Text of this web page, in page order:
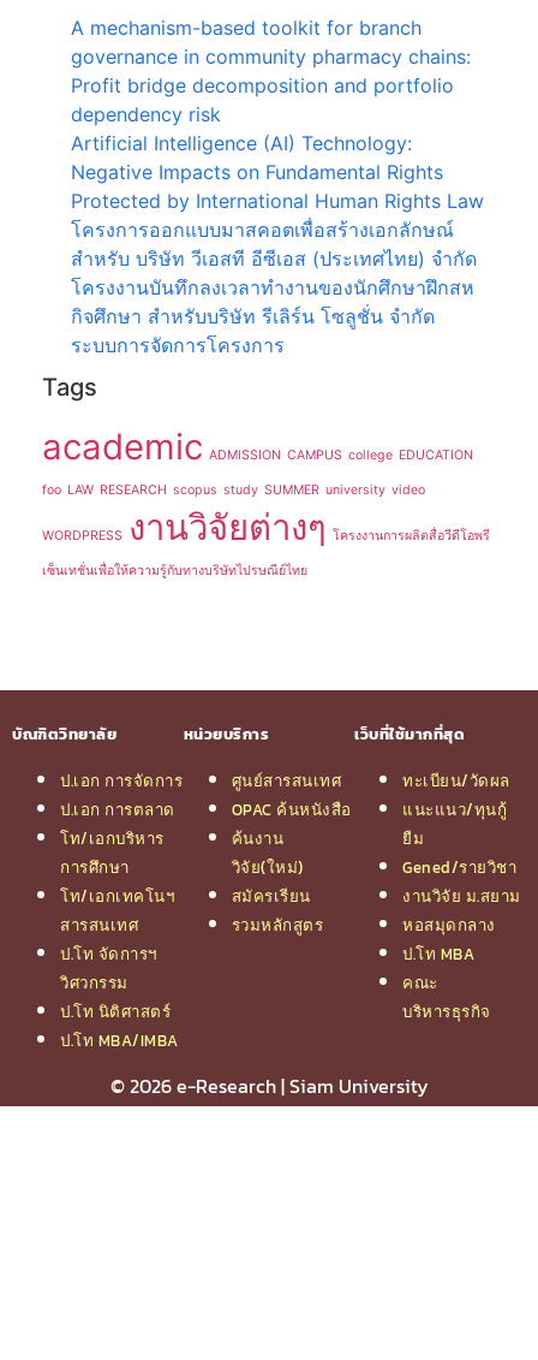
A mechanism-based toolkit for branch
governance in community pharmacy chains:
Profit bridge decomposition and portfolio
dependency risk
Artificial Intelligence (AI) Technology:
Negative Impacts on Fundamental Rights
Protected by International Human Rights Law
โครงการออกแบบมาสคอตเพื่อสร้างเอกลักษณ์
สำหรับ บริษัท วีเอสที อีซีเอส (ประเทศไทย) จำกัด
โครงงานบันทึกลงเวลาทำงานของนักศึกษาฝึกสห
กิจศึกษา สำหรับบริษัท รีเลิร์น โซลูชั่น จำกัด
ระบบการจัดการโครงการ
Tags
academic ADMISSION CAMPUS college EDUCATION
foo LAW RESEARCH scopus study SUMMER university video
WORDPRESS งานวิจัยต่างๆ โครงงานการผลิตสื่อวีดีโอพรี
เซ็นเทชั่นเพื่อให้ความรู้กับทางบริษัทไปรษณีย์ไทย
บัณฑิตวิทยาลัย
ป.เอก การจัดการ
ป.เอก การตลาด
โท/เอกบริหาร
การศึกษา
โท/เอกเทคโนฯ
สารสนเทศ
ป.โท จัดการฯ
วิศวกรรม
ป.โท นิติศาสตร์
ป.โท MBA/IMBA
หน่วยบริการ
ศูนย์สารสนเทศ
OPAC ค้นหนังสือ
ค้นงาน
วิจัย(ใหม่)
สมัครเรียน
รวมหลักสูตร
เว็บที่ใช้มากที่สุด
ทะเบียน/วัดผล
แนะแนว/ทุนกู้
ยืม
Gened/รายวิชา
งานวิจัย ม.สยาม
หอสมุดกลาง
ป.โท MBA
คณะ
บริหารธุรกิจ
© 2026 e-Research | Siam University